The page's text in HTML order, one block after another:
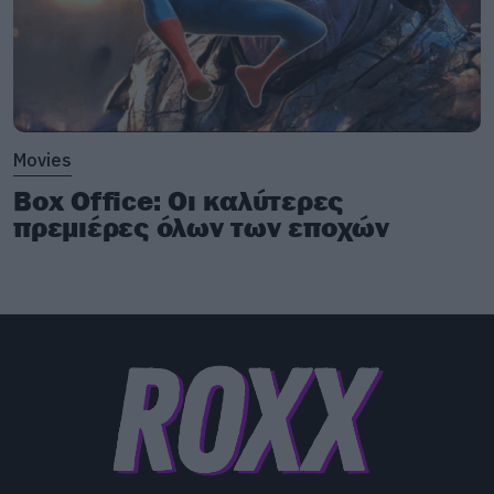
συνεχίζει το σενάριο.
Ανάμεσα στις κομμένες σκηνές υπάρχει επίσης
μία με τον Greyworm και την Missadei που
τονίζει ακόμα περισσότερο το πόσο
αποκομμένη από όλους είναι η Ντενέρις.
Movies
Box Office: Οι καλύτερες
πρεμιέρες όλων των εποχών